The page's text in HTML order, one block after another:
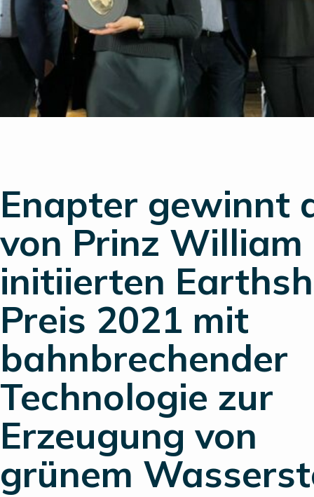
Enapter gewinnt
von Prinz William
initiierten
Preis 2021 mit
bahnbrechender
Technologie zur
Erzeugung von
grünem